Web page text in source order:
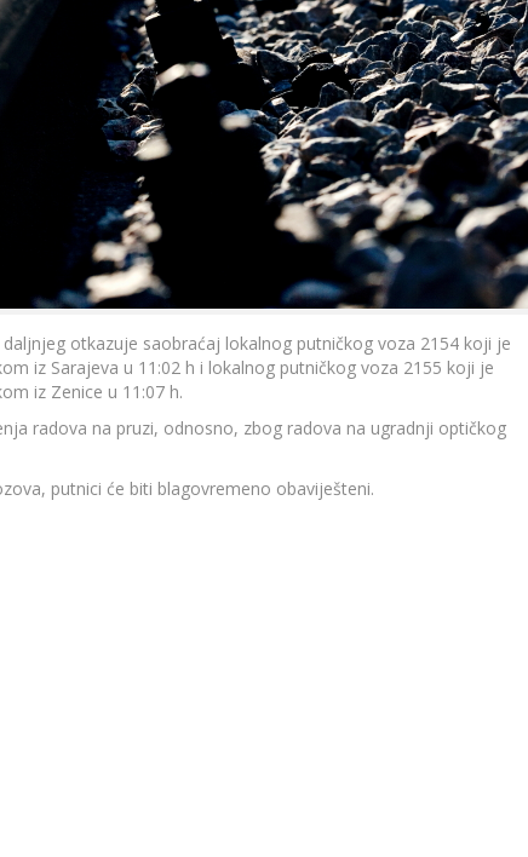
otkazuje saobraćaj lokalnog putničkog voza 2154 koji je
iz Sarajeva u 11:02 h i lokalnog putničkog voza 2155 koji je
iz Zenice u 11:07 h.
radova na pruzi, odnosno, zbog radova na ugradnji optičkog
putnici će biti blagovremeno obaviješteni.